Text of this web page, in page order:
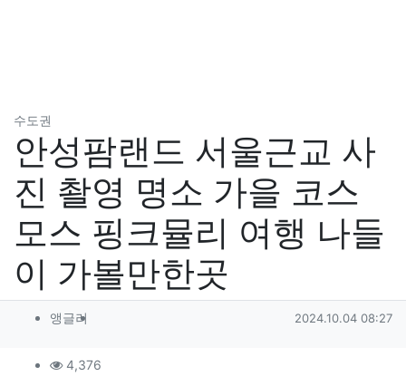
수도권
안성팜랜드 서울근교 사
진 촬영 명소 가을 코스
모스 핑크뮬리 여행 나들
이 가볼만한곳
작성자 정보
앵글러 작성일
2024.10.04 08:27
컨텐츠 정보
4,376